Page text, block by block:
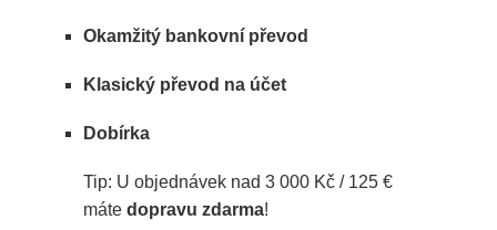
Okamžitý bankovní převod
Klasický převod na účet
Dobírka
Tip: U objednávek nad 3 000 Kč / 125 €
máte dopravu zdarma!